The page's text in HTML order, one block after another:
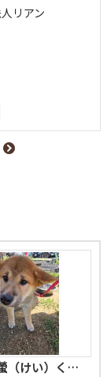
リアン
（けい）く…